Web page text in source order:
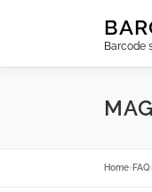
inhoud
Barcode
Home› FAQ›